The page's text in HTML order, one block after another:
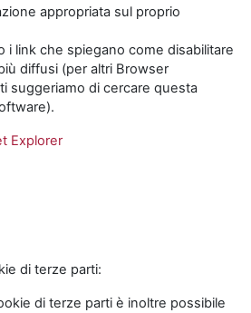
appropriata sul proprio
i link che spiegano come disabilitare
diffusi (per altri Browser
suggeriamo di cercare questa
Explorer
di terze parti:
di terze parti è inoltre possibile